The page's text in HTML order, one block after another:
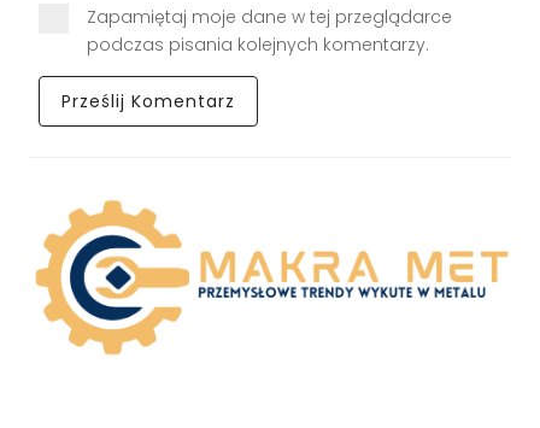
Zapamiętaj moje dane w tej przeglądarce
podczas pisania kolejnych komentarzy.